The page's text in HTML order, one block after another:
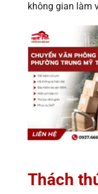
không gian làm
Thách